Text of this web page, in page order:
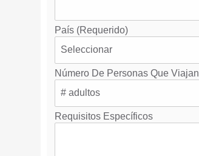
País (requerido)
Número De Personas Que Viajan
Requisitos Específicos